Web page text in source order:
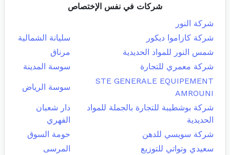
شركات في نفس الإختصاص
شركة النور
شركة كازاموا ديكور
سليانة الشمالية
شمس النور للمواد الحديدية
مرناق
شركة معمري للتجارة
سوسة المدينة
STE GENERALE EQUIPEMENT
AMROUNI
سوسة الرياض
شركة بوشطيبة للتجارة بالجملة للمواد
الحديدية
دار شعبان
الفهري
شركة سويسي للدهن
حومة السوق
سعيدي وتواتي للتوزيع
المرسى